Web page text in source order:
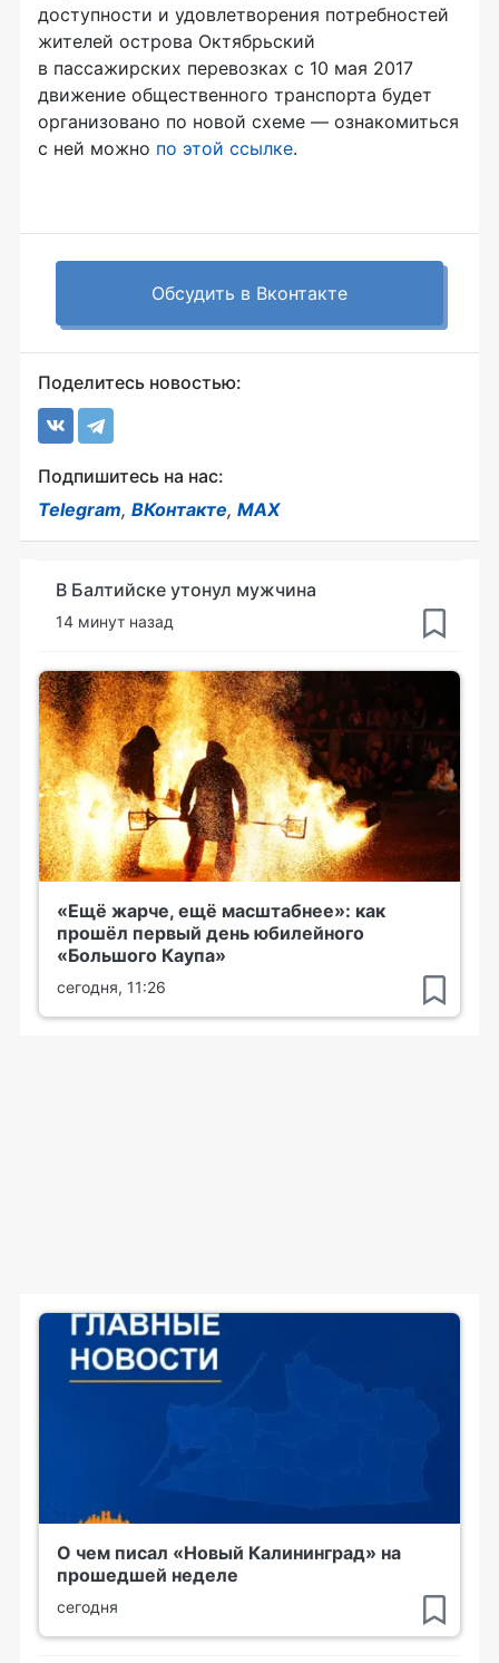
доступности и удовлетворения потребностей
жителей острова Октябрьский
в пассажирских перевозках с 10 мая 2017
движение общественного транспорта будет
организовано по новой схеме — ознакомиться
с ней можно по этой ссылке.
Обсудить в Вконтакте
Поделитесь новостью:
Подпишитесь на нас:
Telegram, ВКонтакте, MAX
В Балтийске утонул мужчина
14 минут назад
«Ещё жарче, ещё масштабнее»: как
прошёл первый день юбилейного
«Большого Каупа»
сегодня, 11:26
О чем писал «Новый Калининград» на
прошедшей неделе
сегодня